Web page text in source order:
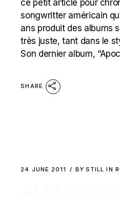
ce petit article pour
songwritter américain
ans produit des albums
très juste, tant dans le
Son dernier album,
SHARE
24 JUNE 2011 BY STILL IN